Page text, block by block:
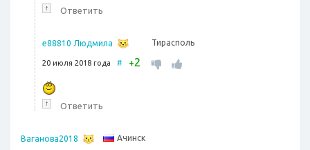
↑ Ответить
e88810 Людмила Тирасполь
20 июля 2018 года # +2
↑ Ответить
Ваганова2018 Ачинск